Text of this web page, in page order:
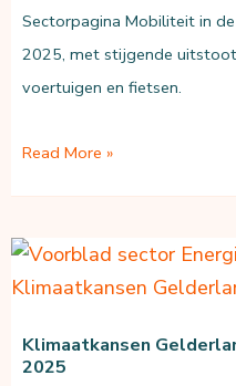
Sectorpagina Mobiliteit in
2025, met stijgende
voertuigen en fietsen.
Klimaatkansen
momentopname
2025
Read More »
Klimaatkansen
2025